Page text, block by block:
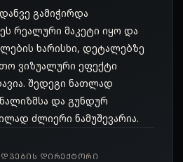
გამიჭირდა
რეალური მაკეტი იყო და
ხარისხი, დეტალებზე
ვიზუალური ეფექტი
შედეგი ნათლად
და გუნდურ
ძლიერი ნამუშევარია.
ᲓᲘᲠᲔᲥᲢᲝᲠᲘ